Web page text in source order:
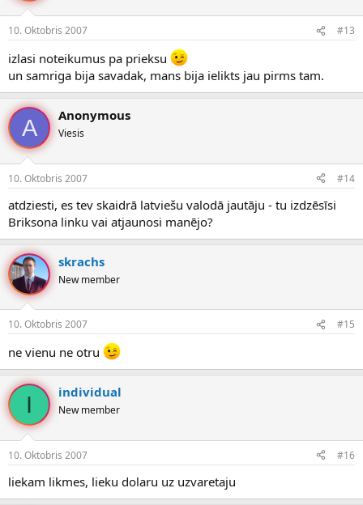
10. Oktobris 2007 #13
izlasi noteikumus pa prieksu
un samriga bija savadak, mans bija ielikts jau pirms tam.
A Anonymous
Viesis
10. Oktobris 2007 #14
atdziesti, es tev skaidrā latviešu valodā jautāju - tu izdzēsīsi
Briksona linku vai atjaunosi manējo?
skrachs
New member
10. Oktobris 2007 #15
ne vienu ne otru
I individual
New member
10. Oktobris 2007 #16
liekam likmes, lieku dolaru uz uzvaretaju